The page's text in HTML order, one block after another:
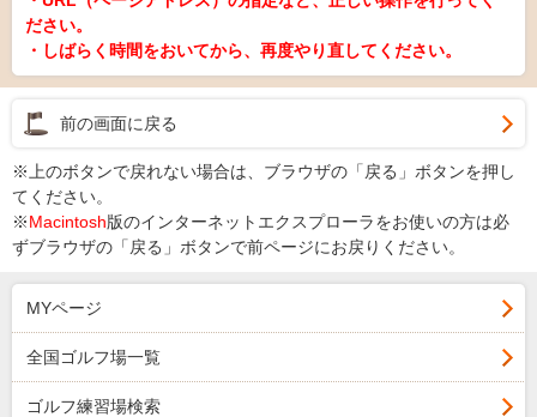
ださい。
・しばらく時間をおいてから、再度やり直してください。
前の画面に戻る
※上のボタンで戻れない場合は、ブラウザの「戻る」ボタンを押し
てください。
※Macintosh版のインターネットエクスプローラをお使いの方は必
ずブラウザの「戻る」ボタンで前ページにお戻りください。
MYページ
全国ゴルフ場一覧
ゴルフ練習場検索